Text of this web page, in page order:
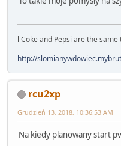
l Coke and Pepsi are the
http://
rcu2xp
Grudzień 13, 2018, 10:36:53 AM
Na kiedy planowany start